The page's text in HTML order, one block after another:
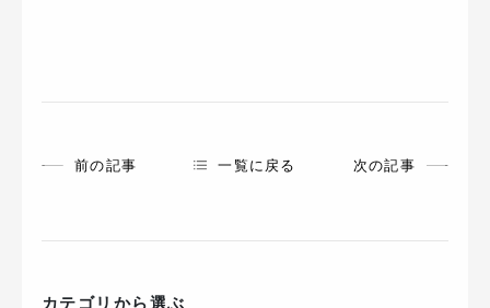
前の記事 一覧に戻る 次の記事
カテゴリから選ぶ